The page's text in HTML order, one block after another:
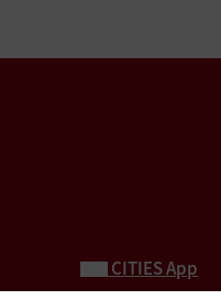
CITIES App